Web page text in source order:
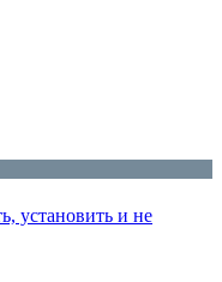
установить и не